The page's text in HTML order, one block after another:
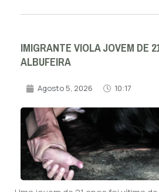
IMIGRANTE VIOLA JOVEM DE
ALBUFEIRA
Agosto 5, 2026 10:17